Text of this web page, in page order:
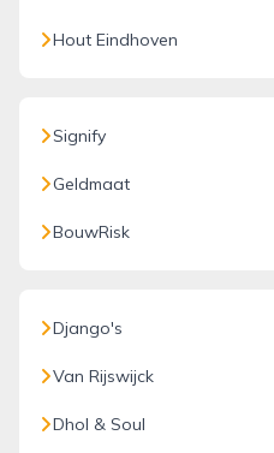
Hout Eindhoven
Signify
Geldmaat
BouwRisk
Django's
Van Rijswijck
Dhol & Soul